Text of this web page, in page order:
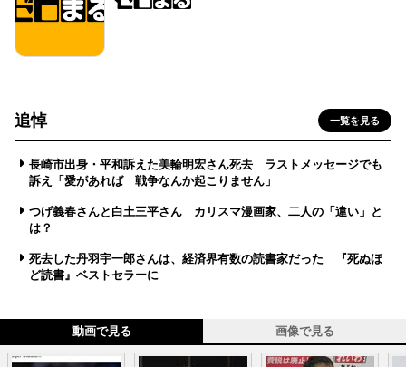
追悼 一覧を見る
長崎市出身・平和訴えた美輪明宏さん死去 ラストメッセージでも
訴え「愛があれば 戦争なんか起こりません」
つげ義春さんと白土三平さん カリスマ漫画家、二人の「違い」と
は？
死去した丹羽宇一郎さんは、経済界有数の読書家だった 『死ぬほ
ど読書』ベストセラーに
動画で見る 画像で見る